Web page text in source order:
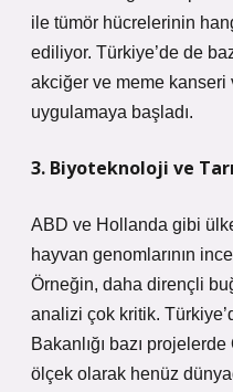
ile tümör hücrelerinin
ediliyor. Türkiye’de de
akciğer ve meme kanseri
uygulamaya başladı.
3. Biyoteknoloji ve
ABD ve Hollanda gibi
hayvan genomlarının
Örneğin, daha dirençli
analizi çok kritik.
Bakanlığı bazı
ölçek olarak henüz